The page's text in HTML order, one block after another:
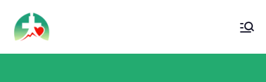
treści
Wojewódzki Szpital Specjalistyczny im.
Św. Rafała w Czerwonej Górze